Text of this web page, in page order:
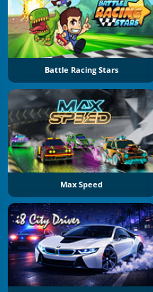
Battle Racing Stars
Max Speed